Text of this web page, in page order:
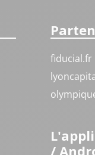
fiducial.fr
/